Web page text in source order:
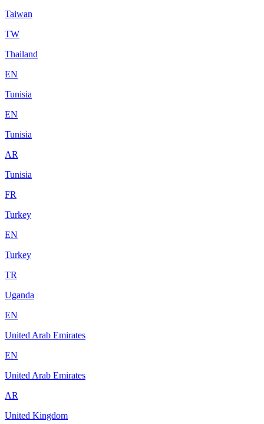
Taiwan
TW
Thailand
EN
Tunisia
EN
Tunisia
AR
Tunisia
FR
Turkey
EN
Turkey
TR
Uganda
EN
United Arab Emirates
EN
United Arab Emirates
AR
United Kingdom